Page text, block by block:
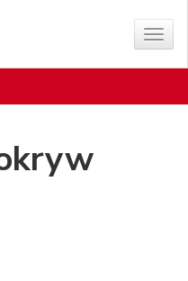
Show
menu